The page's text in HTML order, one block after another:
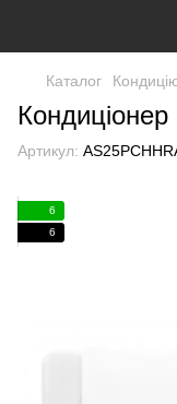
Каталог
Артикул:
6
6